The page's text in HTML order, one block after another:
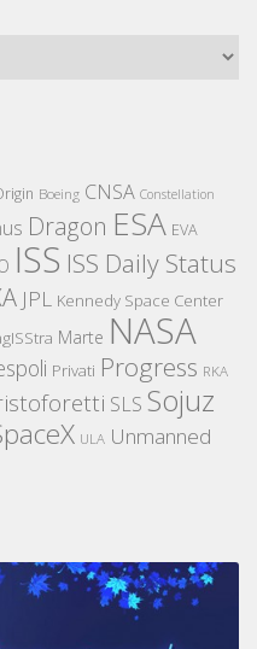
Boeing CNSA Constellation
Dragon ESA EVA
ISS ISS Daily Status
JPL Kennedy Space Center
Marte NASA
Privati Progress RKA
SLS Sojuz
ULA Unmanned